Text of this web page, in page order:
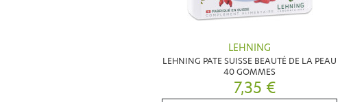
LEHNING
LEHNING PATE SUISSE BEAUTÉ DE LA PEAU
40 GOMMES
7,35 €